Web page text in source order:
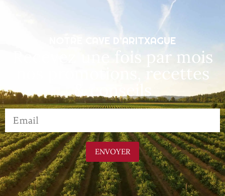
NOTRE CAVE D’ARITXAGUE
Recevez une fois par mois
nos promotions, recettes
& conseils
ENVOYER